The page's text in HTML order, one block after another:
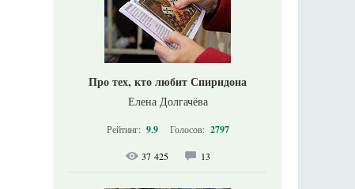
Про тех, кто любит Спиридона
Елена Долгачёва
Рейтинг: 9.9 Голосов: 2797
37 425 13